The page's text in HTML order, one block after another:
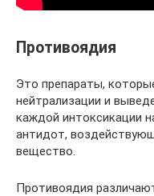
Противоядия
Это препараты,
нейтрализации и
каждой интоксикации
антидот,
вещество.
Противоядия